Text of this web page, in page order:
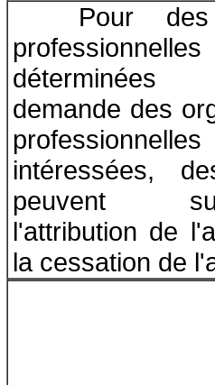
Pour des
professionnelles
demande des
professionnelles
intéressées,
peuvent
l'attribution de
la cessation de